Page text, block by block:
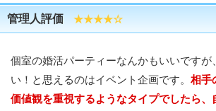
管理人評価 ★★★★☆
個室の婚活パーティーなんかもいいですが
い！と思えるのはイベント企画です。 相手
価値観を重視するようなタイプでしたら、